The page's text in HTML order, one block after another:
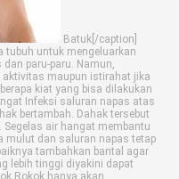
Batuk[/caption]
tubuh untuk mengeluarkan
paru-paru. Namun,
maupun istirahat jika
kiat yang bisa dilakukan
Infeksi saluran napas atas
bertambah. Dahak tersebut
air hangat membantu
mulut dan saluran napas tetap
tambahkan bantal agar
lebih tinggi diyakini dapat
Rokok hanya akan